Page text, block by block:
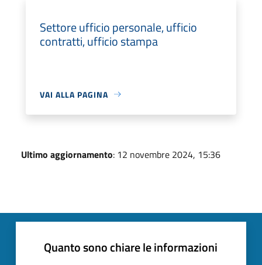
Settore ufficio personale, ufficio
contratti, ufficio stampa
VAI ALLA PAGINA
Ultimo aggiornamento: 12 novembre 2024, 15:36
Quanto sono chiare le informazioni